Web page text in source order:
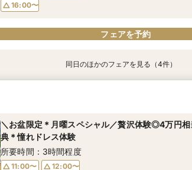
16:00〜
フェアを予約
【少人数×贅沢婚】20名〜叶う上質なおもてなし
所要時間：3時間程度
9:00〜
10:00〜
13:00〜
15:00〜
16:00〜
【2件目以降の見学歓迎】他館の見積持参で挙式
9:00〜
10:00〜
13:00〜
15:00〜
16:00〜
＼お料理重視の方へ／ミシュランキー獲得★美食
所要時間：3時間程度
9:00〜
10:00〜
13:00〜
15:00〜
16:00〜
9:00〜
10:00〜
13:00〜
15:00〜
16:00〜
同日のほかのフェアを見る（4件）
＼お盆限定＊月曜スペシャル／贅沢体験◎4万円
典＊憧れドレス体験
所要時間：3時間程度
11:00〜
12:00〜